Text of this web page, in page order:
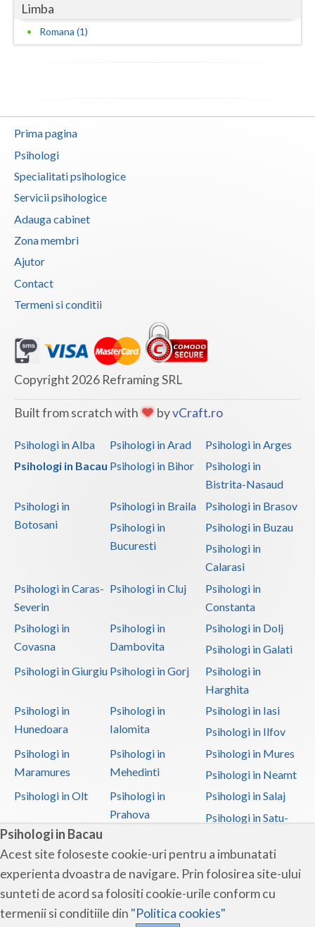
Psihologi in Bacau
Acest site foloseste cookie-uri pentru a imbunatati
experienta dvoastra de navigare. Prin folosirea site-ului
sunteti de acord sa folositi cookie-urile conform cu
termenii si conditiile din "Politica cookies"
Limba
Romana (1)
Prima pagina
Psihologi
Specialitati psihologice
Servicii psihologice
Adauga cabinet
Zona membri
Ajutor
Contact
Termeni si conditii
Copyright 2026 Reframing SRL
Built from scratch with byvCraft.ro
Psihologi in Alba Psihologi in Arad
Psihologi in Arges
Psihologi in Bacau Psihologi in Bihor
Psihologi in
Bistrita-Nasaud
Psihologi in
Botosani
Psihologi in Braila
Psihologi in Brasov
Psihologi in
Bucuresti
Psihologi in Buzau
Psihologi in
Calarasi
Psihologi in Caras-
Severin
Psihologi in Cluj
Psihologi in
Constanta
Psihologi in
Covasna
Psihologi in
Dambovita
Psihologi in Dolj
Psihologi in Galati
Psihologi in Giurgiu Psihologi in Gorj
Psihologi in
Harghita
Psihologi in
Hunedoara
Psihologi in
Ialomita
Psihologi in Iasi
Psihologi in Ilfov
Psihologi in
Maramures
Psihologi in
Mehedinti
Psihologi in Mures
Psihologi in Neamt
Psihologi in Olt
Psihologi in
Prahova
Psihologi in Salaj
Psihologi in Satu-
Psihologi in Sibiu
Psihologi in
Suceava
Psihologi in
Teleorman
Psihologi in Timis
Psihologi in Tulcea Psihologi in Valcea
Psihologi in Vaslui
Psihologi in